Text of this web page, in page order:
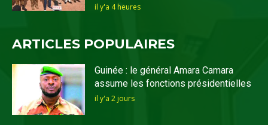
il y'a 4 heures
ARTICLES POPULAIRES
Guinée : le général Amara Camara
assume les fonctions présidentielles
il y'a 2 jours